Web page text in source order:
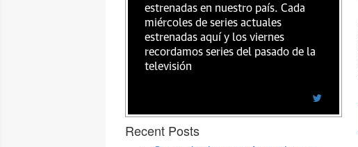
estrenadas en nuestro país. Cada
miércoles de series actuales
estrenadas aquí y los viernes
recordamos series del pasado de la
televisión
Recent Posts